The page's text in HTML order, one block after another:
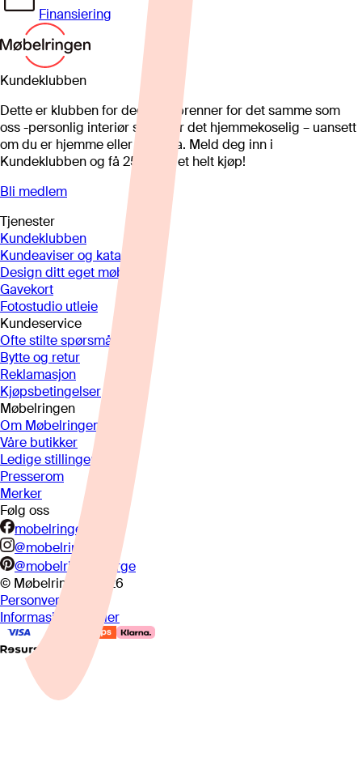
Finansiering
Kundeklubben
Dette er klubben for deg som brenner for det samme som
oss -personlig interiør som gjør det hjemmekoselig – uansett
om du er hjemme eller på hytta. Meld deg inn i
Kundeklubben og få 25%* på et helt kjøp!
Bli medlem
Tjenester
Kundeklubben
Kundeaviser og kataloger
Design ditt eget møbel
Gavekort
Fotostudio utleie
Kundeservice
Ofte stilte spørsmål
Bytte og retur
Reklamasjon
Kjøpsbetingelser
Møbelringen
Om Møbelringen
Våre butikker
Ledige stillinger
Presserom
Merker
Følg oss
mobelringen.no
@mobelringen
@mobelringennorge
© Møbelringen
2026
Personvern
Informasjonskapsler